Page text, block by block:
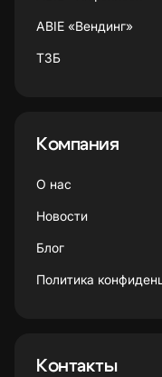
ABIE «Вендинг»
ТЗБ
Компания
О нас
Новости
Блог
Политика
Контакты